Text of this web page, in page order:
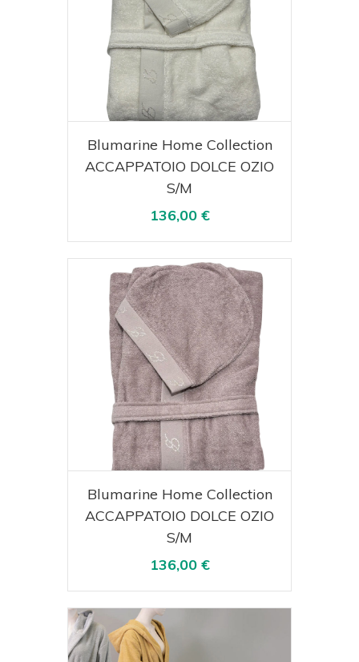
Acquista Visualizza
Blumarine Home Collection
ACCAPPATOIO DOLCE OZIO
S/M
136,00 €
Acquista Visualizza
Blumarine Home Collection
ACCAPPATOIO DOLCE OZIO
S/M
136,00 €